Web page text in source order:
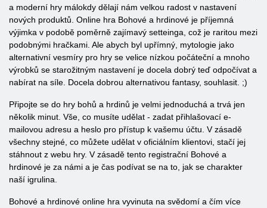
a moderní hry málokdy dělají nám velkou radost v nastavení
nových produktů. Online hra Bohové a hrdinové je příjemná
výjimka v podobě poměrně zajímavý setteinga, což je raritou mezi
podobnými hračkami. Ale abych byl upřímný, mytologie jako
alternativní vesmíry pro hry se velice nízkou počáteční a mnoho
výrobků se starožitným nastavení je docela dobrý teď odpočívat a
nabírat na síle. Docela dobrou alternativou fantasy, souhlasit. ;)
Připojte se do hry bohů a hrdinů je velmi jednoduchá a trvá jen
několik minut. Vše, co musíte udělat - zadat přihlašovací e-
mailovou adresu a heslo pro přístup k vašemu účtu. V zásadě
všechny stejné, co můžete udělat v oficiálním klientovi, stačí jej
stáhnout z webu hry. V zásadě tento registrační Bohové a
hrdinové je za námi a je čas podívat se na to, jak se charakter
naší igrulina.
Bohové a hrdinové online hra vyvinuta na svědomí a čím více